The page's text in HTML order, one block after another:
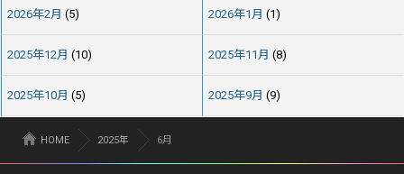
2026年2月 (5) 2026年1月 (1)
2025年12月 (10) 2025年11月 (8)
2025年10月 (5) 2025年9月 (9)
HOME 2025年 6月